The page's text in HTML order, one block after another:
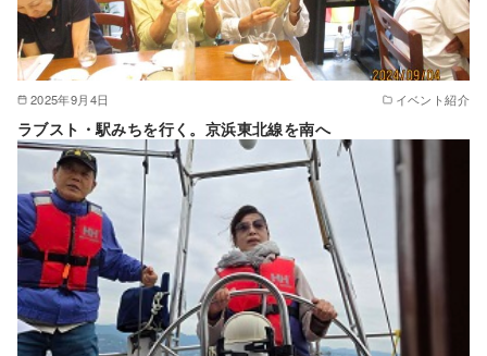
2025年9月4日 イベント紹介
ラブスト・駅みちを行く。京浜東北線を南へ